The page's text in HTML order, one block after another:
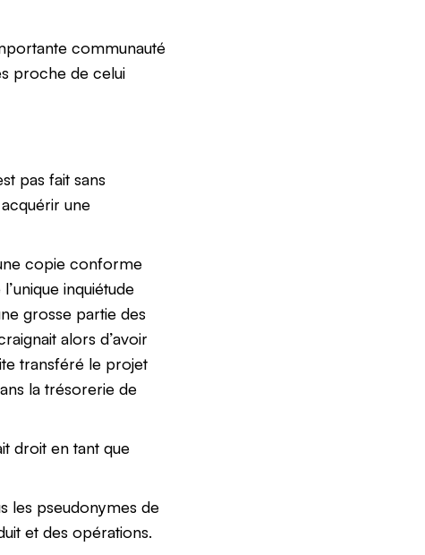
communauté
proche de celui
pas fait sans
une
copie conforme
inquiétude
grosse partie des
alors d’avoir
transféré le projet
la trésorerie de
droit en tant que
les pseudonymes de
et des opérations.